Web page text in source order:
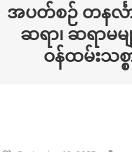
အပတ်စဉ် တနင်္လ
ဆရာ၊ ဆရာမမျ
ဝန်ထမ်းသစ္